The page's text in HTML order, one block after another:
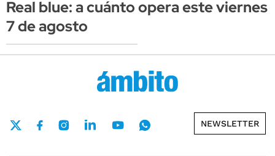
Real blue: a cuánto opera este viernes
7 de agosto
NEWSLETTER